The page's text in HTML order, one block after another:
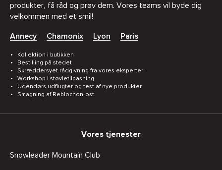
produkter, få råd og prøv dem. Vores teams vil byde dig
velkommen med et smil!
Annecy Chamonix Lyon Paris
Kollektion i butikken
Bestilling på stedet
Skræddersyet rådgivning fra vores eksperter
Workshop i støvletilpasning
Udendørs udflugter og test af nye produkter
Smagning af Reblochon-ost
Vores tjenester
Snowleader Mountain Club